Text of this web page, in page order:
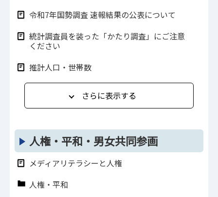
令和7年国勢調査 速報結果の公表について
統計調査員を装った「かたり調査」にご注意
ください
推計人口・世帯数
さらに表示する
人権・平和・男女共同参画
メディアリテラシーと人権
人権・平和